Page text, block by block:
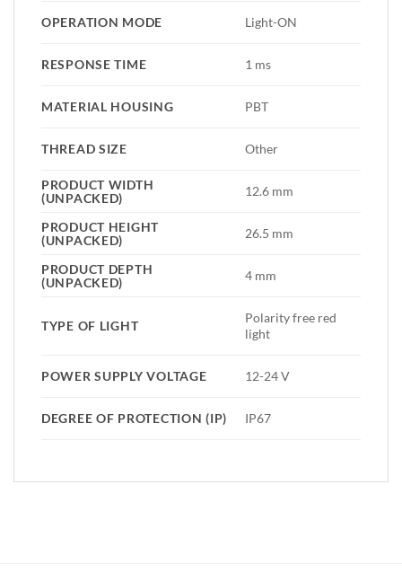
OPERATION MODE Light-ON
RESPONSE TIME 1 ms
MATERIAL HOUSING PBT
THREAD SIZE Other
PRODUCT WIDTH
(UNPACKED)
12.6 mm
PRODUCT HEIGHT
(UNPACKED)
26.5 mm
PRODUCT DEPTH
(UNPACKED)
4 mm
TYPE OF LIGHT
Polarity free red
light
POWER SUPPLY VOLTAGE 12-24 V
DEGREE OF PROTECTION (IP) IP67